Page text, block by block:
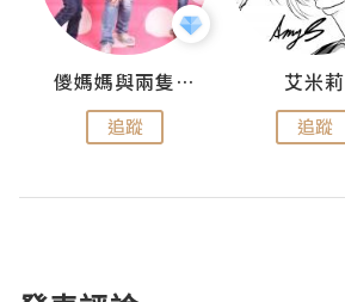
儍媽媽與兩隻小魔怪之家
追蹤
艾米莉
追蹤